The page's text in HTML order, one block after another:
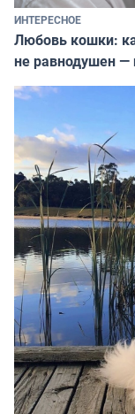
ИНТЕРЕСНОЕ
Любовь кошки:
не равнодушен —